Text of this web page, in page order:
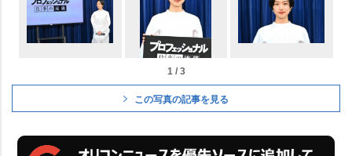
1 / 3
この写真の記事を見る